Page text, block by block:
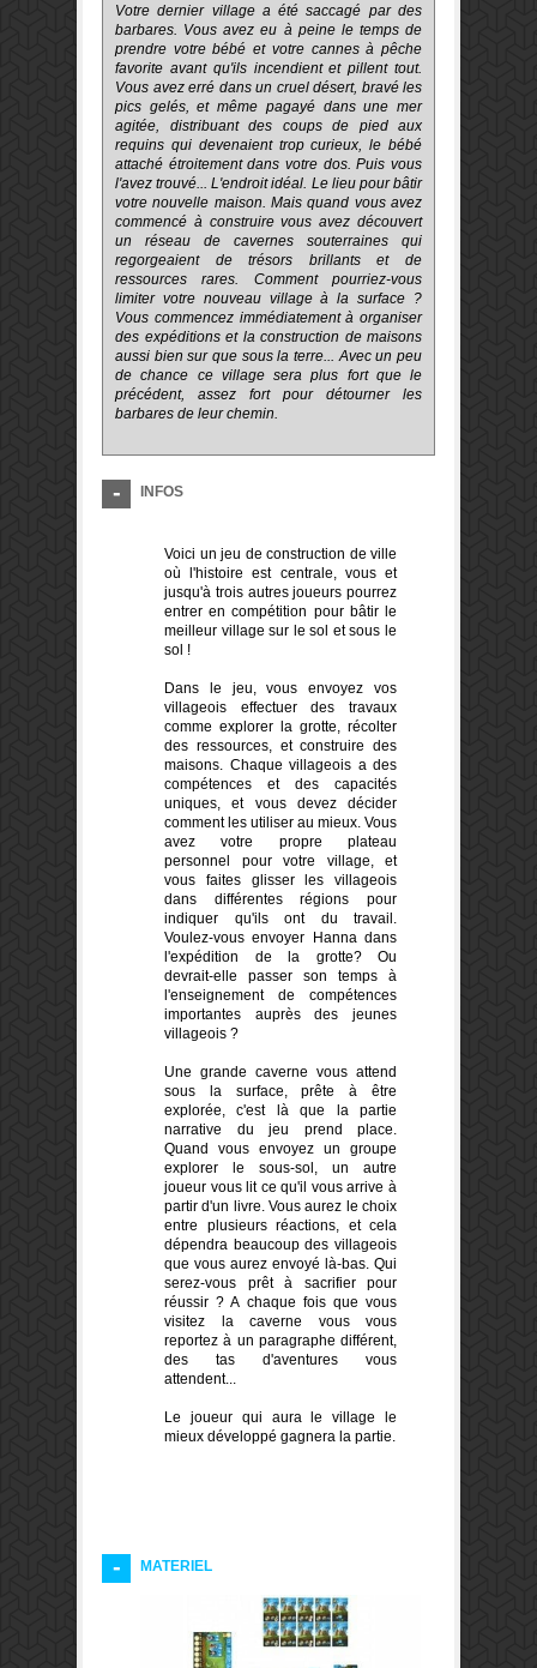
Votre dernier village a été saccagé par des
barbares
Vous avez eu à peine le temps de
prendre votre bébé et votre cannes à pêche
favorite avant qu'ils incendient et pillent tout.
Vous avez erré dans un cruel désert, bravé les
pics gelés,et même pagayé dans une mer
agitée , distribuant des coups de pied aux
requins qui devenaient trop curieux , le bébé
attaché étroitementdans votre dos. Puis vous
l'avez trouvé... L'endroit idéal. Le lieu pour bâtir
votre nouvelle maison. Mais quand vous avez
commencé à construire vous avez découvert
un réseau de cavernes souterraines qui
regorgeaient de trésors brillants et de
ressources rares. Comment pourriez-vous
limiter votre nouveau village à la surface ?
Vous commencez immédiatement à organiser
des expéditions et la construction de maisons
aussi bien sur que sous la terre... Avec un peu
de chance ce village sera plus fort que le
précédent, assez fort pour détourner les
barbares de leur chemin.
INFOS
Voici un jeu de construction de ville
où l'histoire est centrale, vous et
jusqu'à trois autres joueurs pourrez
entrer en compétition pour bâtir le
meilleur village sur le sol et sous le
sol !
Dans le jeu ,vous envoyez
vos
villageois
effectuer des travaux
comme explorer la grotte récolter
des ressources, et construire des
maisons
Chaque villageois a des
compétences
et des capacités
uniques ,et vous devez
décider
comment les utiliser au mieux. Vous
avez votre propre
plateau
personnel
pour votre village,
et
vous faites glisser
les
villageois
dans différentes régions pour
indiquer qu'ils
ont du travail
Voulez-vous envoyer Hanna dans
l'expédition de
la grotte? Ou
devrait-elle
passer son temps
à
l'enseignement de compétences
importantes auprès des jeunes
villageois ?
Une grande caverne vous attend
sous la surface, prête à être
explorée, c'est là que la partie
narrative du jeu prend place.
Quand vous envoyez un groupe
explorer le sous-sol, un autre
joueur vous lit ce qu'il vous arrive à
partir d'un livre. Vous aurez le choix
entre plusieurs réactions, et cela
dépendra beaucoup des villageois
que vous aurez envoyé là-bas. Qui
serez-vous prêt à sacrifier pour
réussir ? A chaque fois que vous
visitez la caverne vous vous
reportez à un paragraphe différent,
des tas d'aventures vous
attendent...
Le joueur qui aura le village le
mieux développé gagnera la partie.
MATERIEL